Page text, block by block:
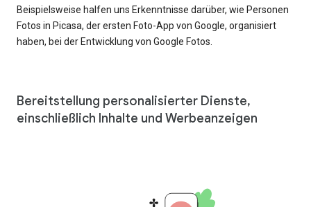
Beispielsweise halfen uns Erkenntnisse darüber, wie Personen
Fotos in Picasa, der ersten Foto-App von Google, organisiert
haben, bei der Entwicklung von Google Fotos.
Bereitstellung personalisierter Dienste,
einschließlich Inhalte und Werbeanzeigen